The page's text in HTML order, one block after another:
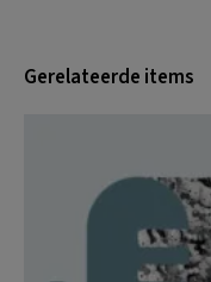
Gerelateerde items